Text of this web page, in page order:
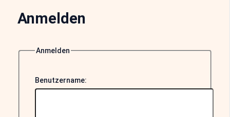
Anmelden
Anmelden
Benutzername: